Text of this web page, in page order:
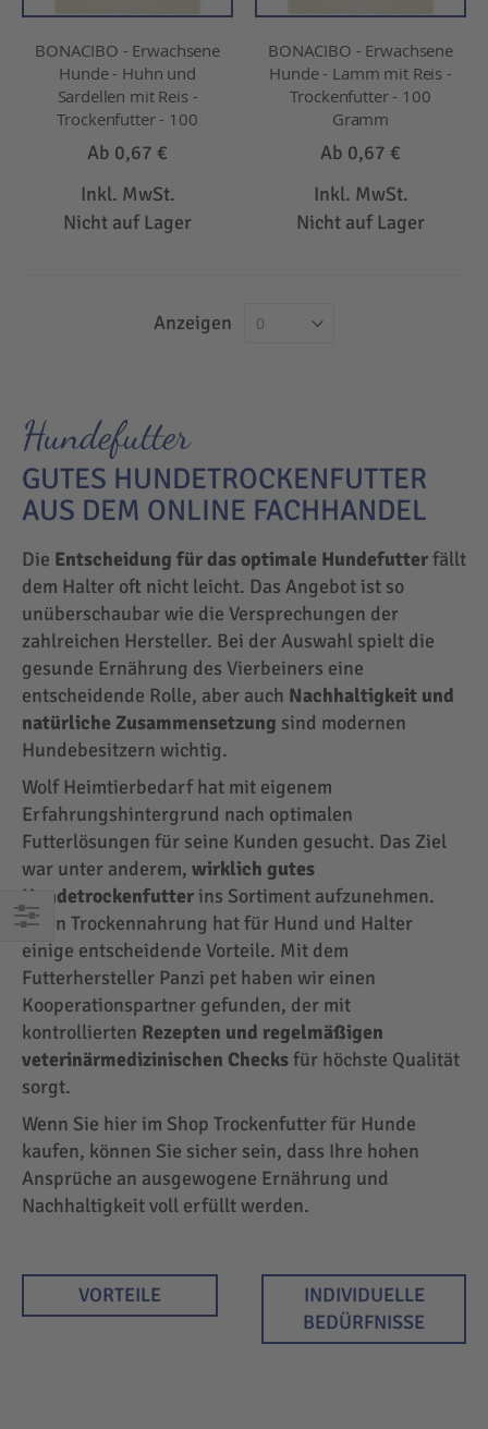
BONACIBO - Erwachsene
Hunde - Huhn und
Sardellen mit Reis -
Trockenfutter - 100
Ab 0,67 €
Inkl. MwSt.
Nicht auf Lager
BONACIBO - Erwachsene
Hunde - Lamm mit Reis -
Trockenfutter - 100
Gramm
Ab 0,67 €
Inkl. MwSt.
Nicht auf Lager
Anzeigen
EINKAUFEN
NACH
Hundefutter
GUTES HUNDETROCKENFUTTER
AUS DEM ONLINE FACHHANDEL
Die Entscheidung für das optimale Hundefutterfällt
dem Halter oft nicht leicht. Das Angebot ist so
unüberschaubar wie die Versprechungen der
zahlreichen Hersteller. Bei der Auswahl spielt die
gesunde Ernährung des Vierbeiners eine
entscheidende Rolle, aber auch Nachhaltigkeit und
natürliche Zusammensetzung sind modernen
Hundebesitzern wichtig.
Wolf Heimtierbedarf hat mit eigenem
Erfahrungshintergrund nach optimalen
Futterlösungen für seine Kunden gesucht. Das Ziel
war unter anderem, wirklich gutes
Hundetrockenfutter ins Sortiment aufzunehmen.
Denn Trockennahrung hat für Hund und Halter
einige entscheidende Vorteile. Mit dem
Futterhersteller Panzi pet haben wir einen
Kooperationspartner gefunden, der mit
kontrollierten Rezepten und regelmäßigen
veterinärmedizinischen Checksfür höchste Qualität
sorgt.
Wenn Sie hier im Shop Trockenfutter für Hunde
kaufen, können Sie sicher sein, dass Ihre hohen
Ansprüche an ausgewogene Ernährung und
Nachhaltigkeit voll erfüllt werden.
VORTEILE
INDIVIDUELLE
BEDÜRFNISSE